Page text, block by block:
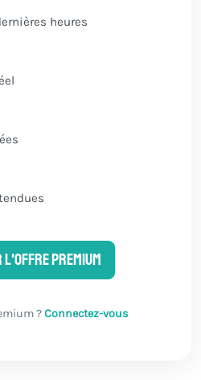
heures
l'offre Premium
?Connectez-vous